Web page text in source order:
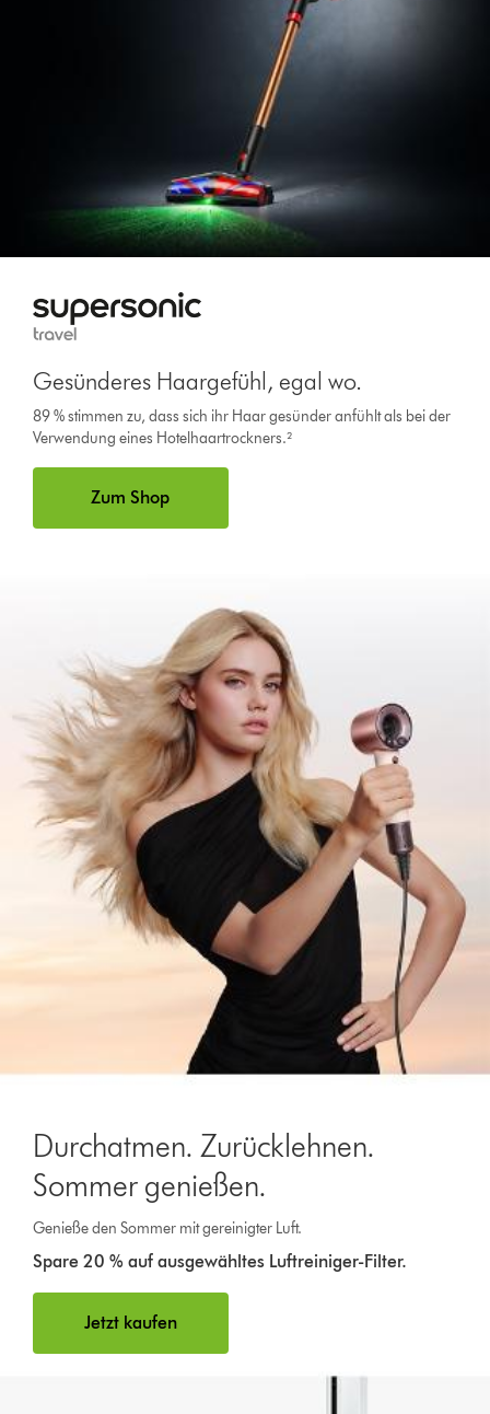
Gesünderes Haargefühl, egal wo.
89 % stimmen zu, dass sich ihr Haar gesünder anfühlt als bei der
Verwendung eines Hotelhaartrockners.²
Zum Shop
Durchatmen. Zurücklehnen.
Sommer genießen.
Genieße den Sommer mit gereinigter Luft.
Spare 20 % auf ausgewähltes Luftreiniger-Filter.
Jetzt kaufen